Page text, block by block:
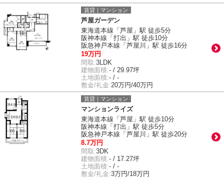
賃貸｜マンション
芦屋ガーデン
東海道本線「芦屋」駅 徒歩5分
阪神本線「打出」駅 徒歩10分
阪急神戸本線「芦屋川」駅 徒歩16分
19万円
間取:3LDK
建物面積:- / 29.97坪
土地面積:- / -
敷金/礼金:20万円/40万円
賃貸｜マンション
マンションライズ
東海道本線「芦屋」駅 徒歩10分
阪神本線「打出」駅 徒歩5分
阪急神戸本線「芦屋川」駅 徒歩20分
8.7万円
間取:3DK
建物面積:- / 17.27坪
土地面積:- / -
敷金/礼金:3万円/18万円